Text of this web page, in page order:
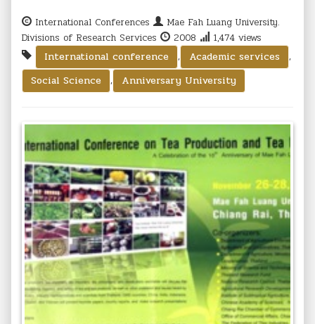
International Conferences
Mae Fah Luang University.
Divisions of Research Services
2008
1,474 views
International conference
, Academic services
,
Social Science
, Anniversary University